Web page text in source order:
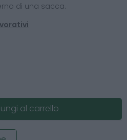
di una sacca.
al carrello